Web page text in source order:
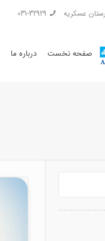
عسکریه 031-32929
صفحه نخست درباره ما